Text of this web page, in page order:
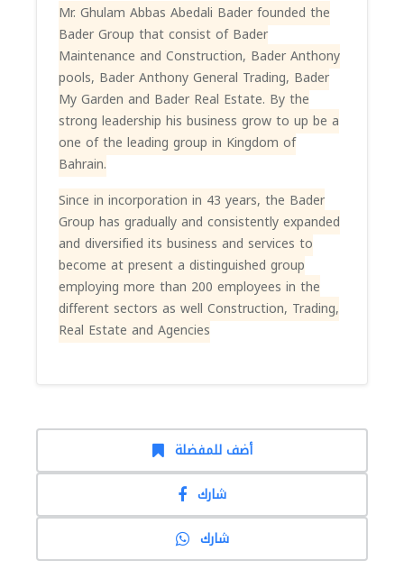
Mr. Ghulam Abbas Abedali Bader founded the
Bader Group that consist of Bader
Maintenance and Construction, Bader Anthony
pools, Bader Anthony General Trading, Bader
My Garden and Bader Real Estate. By the
strong leadership his business grow to up be a
one of the leading group in Kingdom of
Bahrain.
Since in incorporation in 43 years, the Bader
Group has gradually and consistently expanded
and diversified its business and services to
become at present a distinguished group
employing more than 200 employees in the
different sectors as well Construction, Trading,
Real Estate and Agencies
أضف للمفضلة
شارك
شارك